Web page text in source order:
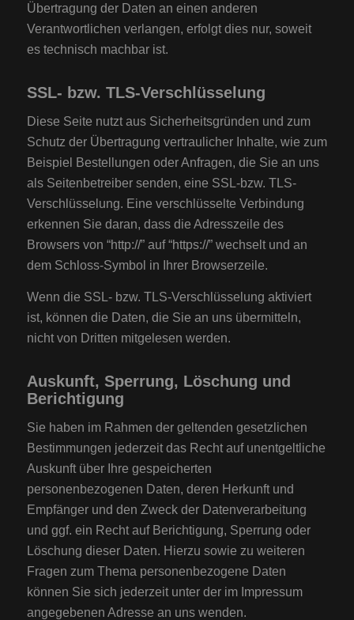
Übertragung der Daten an einen anderen
Verantwortlichen verlangen, erfolgt dies nur, soweit
es technisch machbar ist.
SSL- bzw. TLS-Verschlüsselung
Diese Seite nutzt aus Sicherheitsgründen und zum
Schutz der Übertragung vertraulicher Inhalte, wie zum
Beispiel Bestellungen oder Anfragen, die Sie an uns
als Seitenbetreiber senden, eine SSL-bzw. TLS-
Verschlüsselung. Eine verschlüsselte Verbindung
erkennen Sie daran, dass die Adresszeile des
Browsers von “http://” auf “https://” wechselt und an
dem Schloss-Symbol in Ihrer Browserzeile.
Wenn die SSL- bzw. TLS-Verschlüsselung aktiviert
ist, können die Daten, die Sie an uns übermitteln,
nicht von Dritten mitgelesen werden.
Auskunft, Sperrung, Löschung und
Berichtigung
Sie haben im Rahmen der geltenden gesetzlichen
Bestimmungen jederzeit das Recht auf unentgeltliche
Auskunft über Ihre gespeicherten
personenbezogenen Daten, deren Herkunft und
Empfänger und den Zweck der Datenverarbeitung
und ggf. ein Recht auf Berichtigung, Sperrung oder
Löschung dieser Daten. Hierzu sowie zu weiteren
Fragen zum Thema personenbezogene Daten
können Sie sich jederzeit unter der im Impressum
angegebenen Adresse an uns wenden.